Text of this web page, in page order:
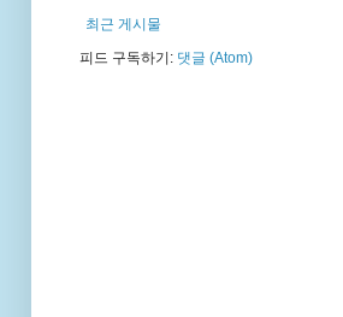
최근 게시물
피드 구독하기: 댓글 (Atom)